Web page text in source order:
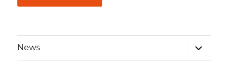
News
öffnen